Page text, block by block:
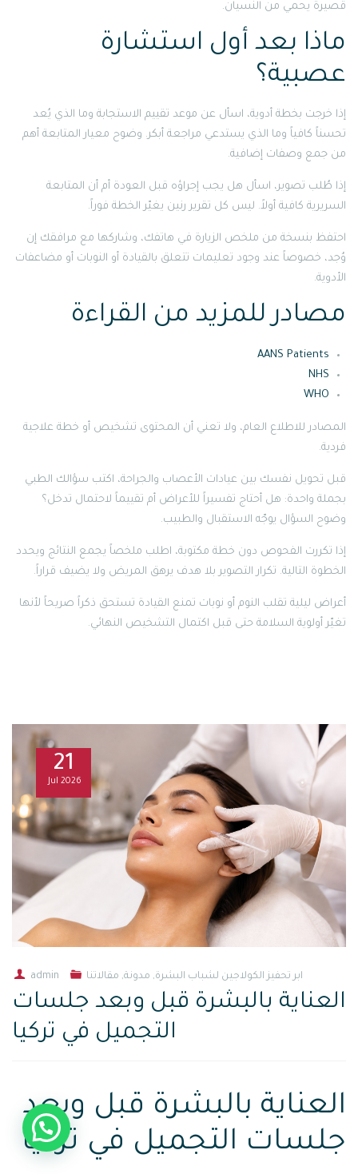
قصيرة يحمي من النسيان.
ماذا بعد أول استشارة
عصبية؟
إذا خرجت بخطة أدوية، اسأل عن موعد تقييم الاستجابة وما الذي يُعد
تحسناً كافياً وما الذي يستدعي مراجعة أبكر. وضوح معيار المتابعة أهم
من جمع وصفات إضافية.
إذا طُلب تصوير، اسأل هل يجب إجراؤه قبل العودة أم أن المتابعة
السريرية كافية أولاً. ليس كل تقرير رنين يغيّر الخطة فوراً.
احتفظ بنسخة من ملخص الزيارة في هاتفك، وشاركها مع مرافقك إن
وُجد، خصوصاً عند وجود تعليمات تتعلق بالقيادة أو النوبات أو مضاعفات
الأدوية.
مصادر للمزيد من القراءة
AANS Patients
NHS
WHO
المصادر للاطلاع العام، ولا تعني أن المحتوى تشخيص أو خطة علاجية
فردية.
قبل تحويل نفسك بين عيادات الأعصاب والجراحة، اكتب سؤالك الطبي
بجملة واحدة: هل أحتاج تفسيراً للأعراض أم تقييماً لاحتمال تدخل؟
وضوح السؤال يوجّه الاستقبال والطبيب.
إذا تكررت الفحوص دون خطة مكتوبة، اطلب ملخصاً يجمع النتائج ويحدد
الخطوة التالية. تكرار التصوير بلا هدف يرهق المريض ولا يضيف قراراً.
أعراض ليلية تقلب النوم أو نوبات تمنع القيادة تستحق ذكراً صريحاً لأنها
تغيّر أولوية السلامة حتى قبل اكتمال التشخيص النهائي.
21
Jul 2026
admin ابر تحفيز الكولاجين لشباب البشرة, مدونة, مقالاتنا
العناية بالبشرة قبل وبعد جلسات
التجميل في تركيا
العناية بالبشرة قبل وبعد
جلسات التجميل في تركيا